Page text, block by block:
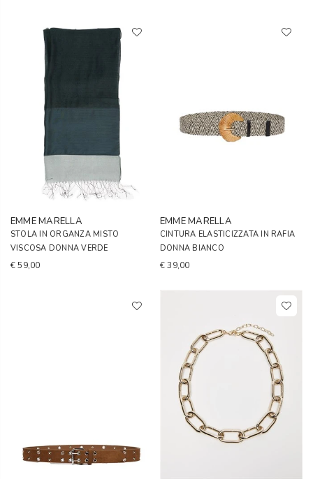
EMME MARELLA
STOLA IN ORGANZA MISTO
VISCOSA DONNA VERDE
€ 59,00
EMME MARELLA
CINTURA ELASTICIZZATA IN RAFIA
DONNA BIANCO
€ 39,00